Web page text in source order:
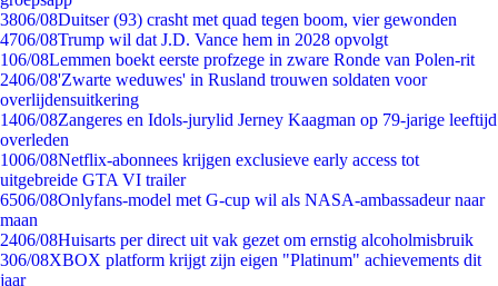
3806/08Duitser (93) crasht met quad tegen boom, vier gewonden
4706/08Trump wil dat J.D. Vance hem in 2028 opvolgt
106/08Lemmen boekt eerste profzege in zware Ronde van Polen-rit
2406/08'Zwarte weduwes' in Rusland trouwen soldaten voor
overlijdensuitkering
1406/08Zangeres en Idols-jurylid Jerney Kaagman op 79-jarige leeftijd
overleden
1006/08Netflix-abonnees krijgen exclusieve early access tot
uitgebreide GTA VI trailer
6506/08Onlyfans-model met G-cup wil als NASA-ambassadeur naar
maan
2406/08Huisarts per direct uit vak gezet om ernstig alcoholmisbruik
306/08XBOX platform krijgt zijn eigen "Platinum" achievements dit
jaar